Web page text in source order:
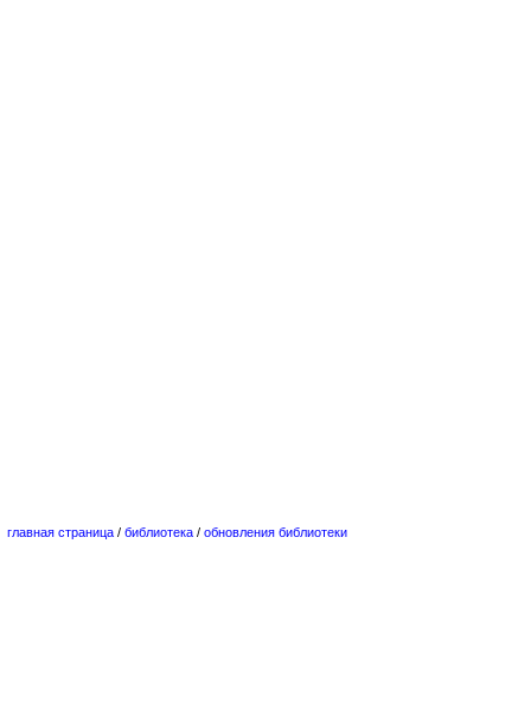
главная страница / библиотека / обновления библиотеки